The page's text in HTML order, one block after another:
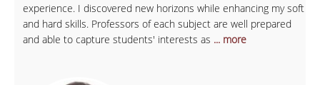
experience. I discovered new horizons while enhancing my soft
and hard skills. Professors of each subject are well prepared
and able to capture students' interests as ... more